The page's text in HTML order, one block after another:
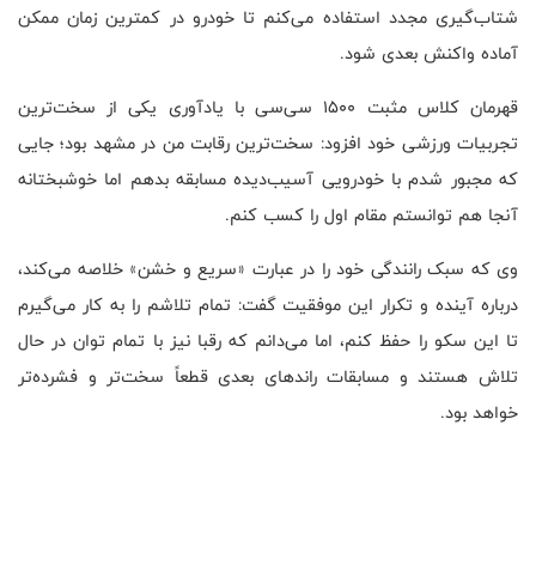
شتاب‌گیری مجدد استفاده می‌کنم تا خودرو در کمترین زمان ممکن
آماده واکنش بعدی شود.
قهرمان کلاس مثبت ۱۵۰۰ سی‌سی با یادآوری یکی از سخت‌ترین
تجربیات ورزشی خود افزود: سخت‌ترین رقابت من در مشهد بود؛ جایی
که مجبور شدم با خودرویی آسیب‌دیده مسابقه بدهم اما خوشبختانه
آنجا هم توانستم مقام اول را کسب کنم.
وی که سبک رانندگی خود را در عبارت «سریع و خشن» خلاصه می‌کند،
درباره آینده و تکرار این موفقیت گفت: تمام تلاشم را به کار می‌گیرم
تا این سکو را حفظ کنم، اما می‌دانم که رقبا نیز با تمام توان در حال
تلاش هستند و مسابقات راندهای بعدی قطعاً سخت‌تر و فشرده‌تر
خواهد بود.